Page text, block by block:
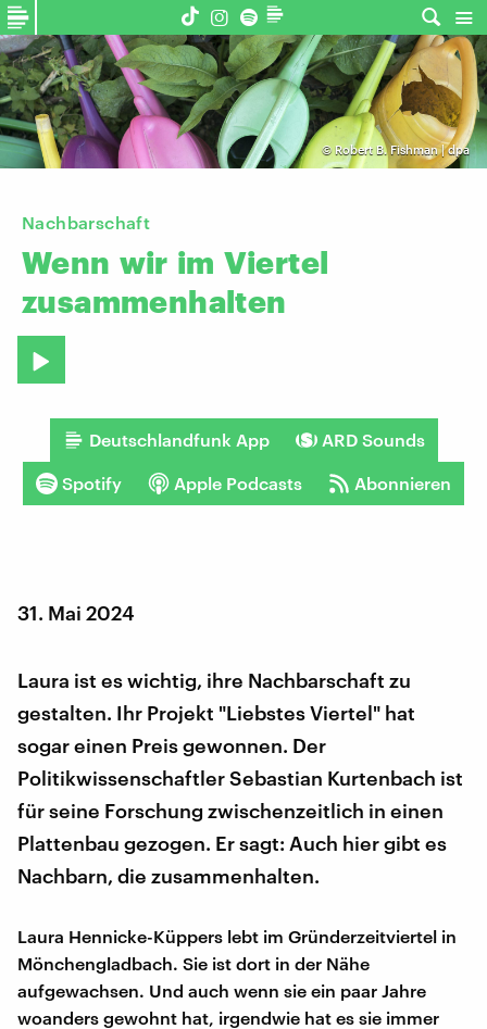
© Robert B. Fishman | dpa
Nachbarschaft
Wenn wir im Viertel
zusammenhalten
Deutschlandfunk App ARD Sounds
Spotify Apple Podcasts Abonnieren
31. Mai 2024
Laura ist es wichtig, ihre Nachbarschaft zu
gestalten. Ihr Projekt "Liebstes Viertel" hat
sogar einen Preis gewonnen. Der
Politikwissenschaftler Sebastian Kurtenbach ist
für seine Forschung zwischenzeitlich in einen
Plattenbau gezogen. Er sagt: Auch hier gibt es
Nachbarn, die zusammenhalten.
Laura Hennicke-Küppers lebt im Gründerzeitviertel in
Mönchengladbach. Sie ist dort in der Nähe
aufgewachsen. Und auch wenn sie ein paar Jahre
woanders gewohnt hat, irgendwie hat es sie immer